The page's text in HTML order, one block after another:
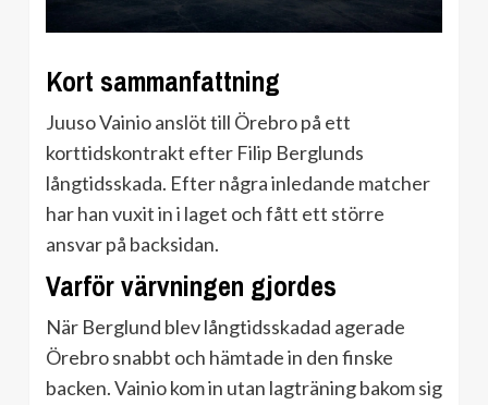
Kort sammanfattning
Juuso Vainio anslöt till Örebro på ett
korttidskontrakt efter Filip Berglunds
långtidsskada. Efter några inledande matcher
har han vuxit in i laget och fått ett större
ansvar på backsidan.
Varför värvningen gjordes
När Berglund blev långtidsskadad agerade
Örebro snabbt och hämtade in den finske
backen. Vainio kom in utan lagträning bakom sig